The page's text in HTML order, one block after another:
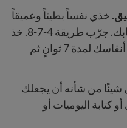
خذي نفساً بطيئاً وعميقاً
للمساعدة على تهدئة أعصابك. جرّب طريقة 4-7-8. خذ
شهيقاً لمدة 4 ثوانٍ واحبس أنفاسك لمدة 7 ثوانٍ ثم
شيئًا من شأنه أن يجعلك
اليوميات أو